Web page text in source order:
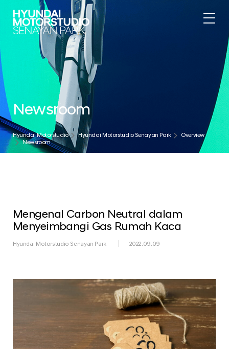
Newsroom
Hyundai Motorstudio Hyundai Motorstudio Senayan Park
Overview
Newsroom
Mengenal Carbon Neutral dalam
Menyeimbangi Gas Rumah Kaca
Hyundai Motorstudio Senayan Park 2022.09.09